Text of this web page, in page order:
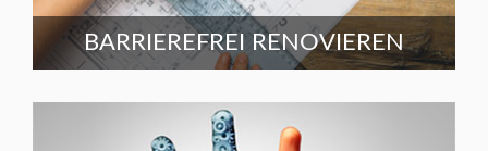
BARRIEREFREI RENOVIEREN